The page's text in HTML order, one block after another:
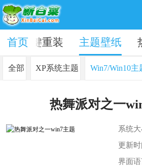
一键重装 主题壁纸
首页
全部 XP系统主题 Win7/Win10主
热舞派对之一
系统
更新
界面